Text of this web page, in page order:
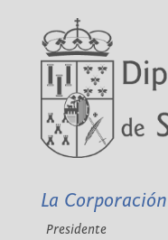
La Corporación
Presidente